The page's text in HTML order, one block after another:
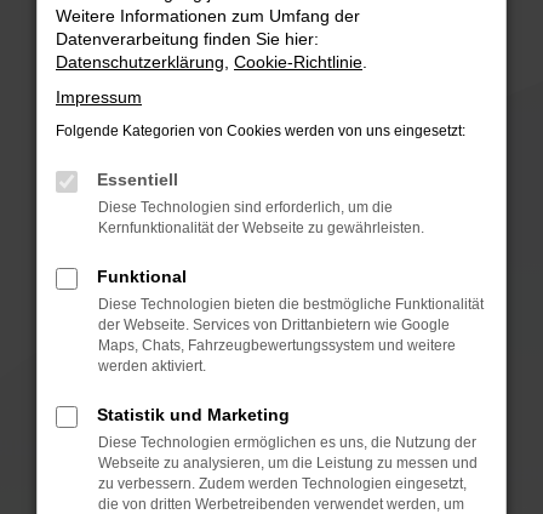
Überprüfe deine Firewall und deine
Internetverbindung.
Laden andere Webseiten, zum Beispiel deine
Suchmaschine?
Prüfe deine Browsererweiterungen.
können das Laden bestimmter Seiten
verhindern. Funktioniert die Seite in einem
anderen Browser oder in einem privaten
Fenster?
Starte dein Gerät neu.
Das kann manchmal helfen, vorübergehende
Probleme zu beheben.
Betriebssystem auf dem neuesten Stand
sind.
Veraltete Software birgt nicht nur ein
Sicherheitsrisiko, sondern kann auch dazu
Weitere Informationen zum Umfang der
Datenverarbeitung finden Sie hier:
Datenschutzerklärung Cookie-Richtlinie
Impressum
Folgende Kategorien von Cookies werden von uns eingesetzt:
Essentiell
Diese Technologien sind erforderlich, um die
Kernfunktionalität der Webseite zu gewährleisten.
Funktional
Diese Technologien bieten die bestmögliche Funktionalität
der Webseite. Services von Drittanbietern wie Google
Maps, Chats, Fahrzeugbewertungssystem und weitere
werden aktiviert.
Statistik und Marketing
Diese Technologien ermöglichen es uns, die Nutzung der
Webseite zu analysieren, um die Leistung zu messen und
zu verbessern. Zudem werden Technologien eingesetzt,
die von dritten Werbetreibenden verwendet werden, um